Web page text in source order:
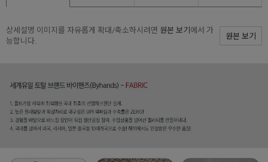
상세설명 이미지를 자유롭게 확대/축소하시려면 원본 보기 에서 가
능합니다.
원본 보기